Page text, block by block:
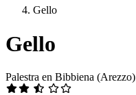
Gello
Gello
Palestra en Bibbiena (Arezzo)